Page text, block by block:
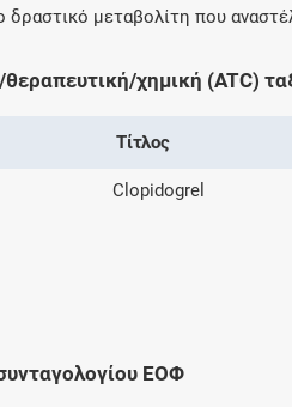
δραστικό μεταβολίτη που
χημική (ATC)
Τίτλος
Clopidogrel
ΕΟΦ